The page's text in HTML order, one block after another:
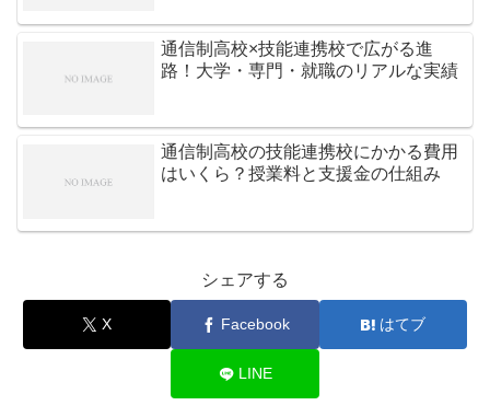
通信制高校×技能連携校で広がる進
路！大学・専門・就職のリアルな実績
通信制高校の技能連携校にかかる費用
はいくら？授業料と支援金の仕組み
シェアする
X Facebook はてブ
LINE